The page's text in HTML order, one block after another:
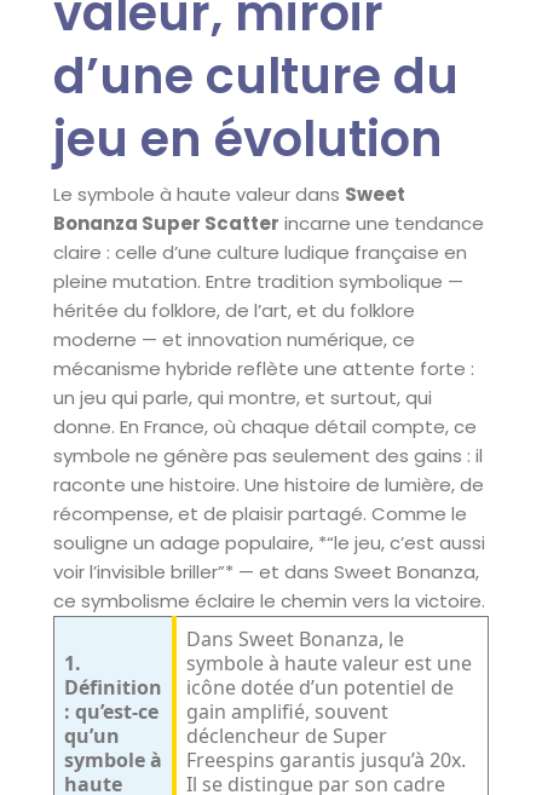
d’une culture du
jeu en évolution
Le symbole à haute valeur dans Sweet
Bonanza Super Scatter incarne une tendance
claire : celle d’une culture ludique française en
pleine mutation. Entre tradition symbolique —
héritée du folklore, de l’art, et du folklore
moderne — et innovation numérique, ce
mécanisme hybride reflète une attente forte :
un jeu qui parle, qui montre, et surtout, qui
donne. En France, où chaque détail compte, ce
symbole ne génère pas seulement des gains : il
raconte une histoire. Une histoire de lumière, de
récompense, et de plaisir partagé. Comme le
souligne un adage populaire, *“le jeu, c’est aussi
voir l’invisible briller”* — et dans Sweet Bonanza,
ce symbolisme éclaire le chemin vers la victoire.
1.
Définition
: qu’est-ce
qu’un
symbole à
haute
Dans Sweet Bonanza, le
symbole à haute valeur est une
icône dotée d’un potentiel de
gain amplifié, souvent
déclencheur de Super
Freespins garantis jusqu’à 20x.
Il se distingue par son cadre